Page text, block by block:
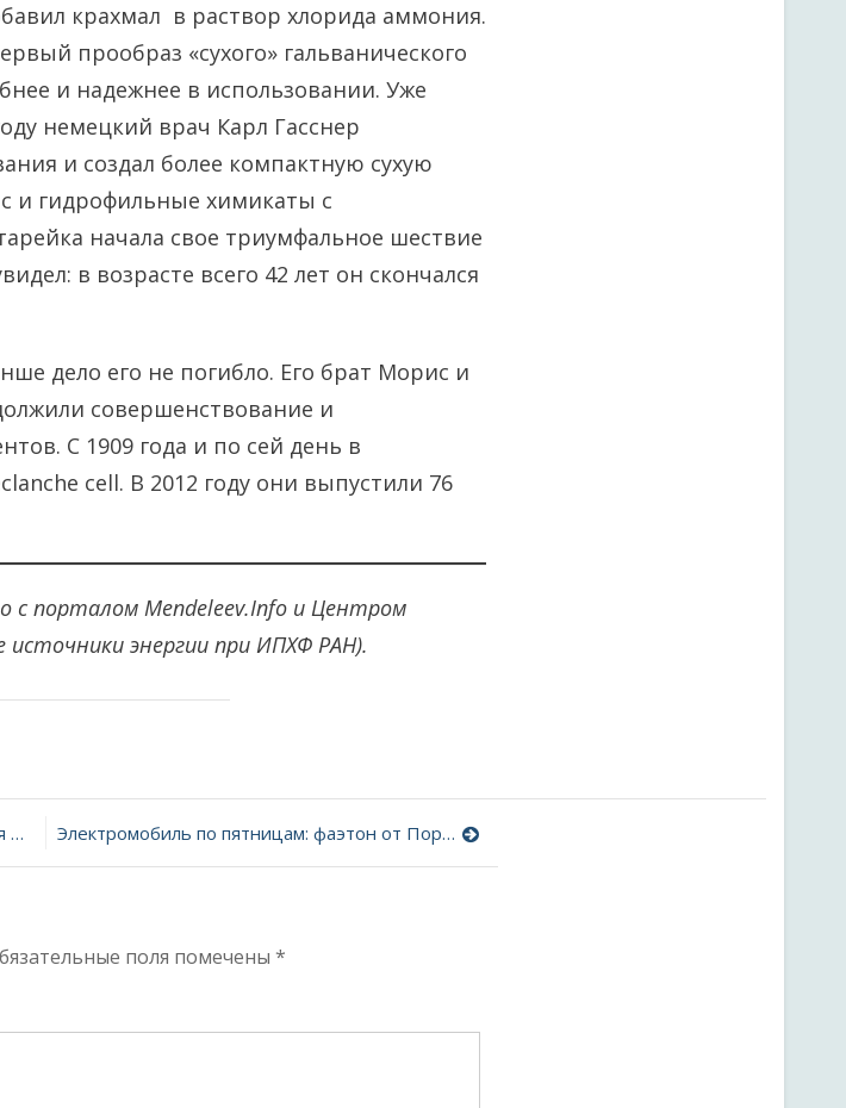
крахмал в раствор хлорида аммония.
прообраз «сухого» гальванического
и надежнее в использовании. Уже
немецкий врач Карл Гасснер
и создал более компактную сухую
и гидрофильные химикаты с
начала свое триумфальное шествие
в возрасте всего 42 лет он скончался
дело его не погибло. Его брат Морис и
совершенствование и
С 1909 года и по сей день в
cell. В 2012 году они выпустили 76
с порталом Mendeleev.Info и Центром
энергии при ИПХФ РАН).
Электромобиль по пятницам: фаэтон от Порше
поля помечены *